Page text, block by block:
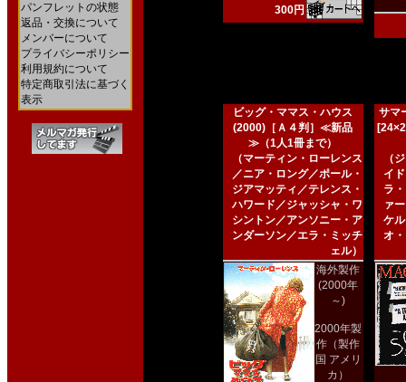
パンフレットの状態
返品・交換について
メンバーについて
プライバシーポリシー
利用規約について
特定商取引法に基づく
表示
300円
ビッグ・ママス・ハウス
(2000)［Ａ４判］≪新品
≫（1人1冊まで）
（マーティン・ローレンス
／ニア・ロング／ポール・
ジアマッティ／テレンス・
ハワード／ジャッシャ・ワ
シントン／アンソニー・ア
ンダーソン／エラ・ミッチ
ェル）
海外製作
(2000年
～)
2000年製
作（製作
国 アメリ
カ）
サマ
（
イ
ラ
ァ
ケ
オ